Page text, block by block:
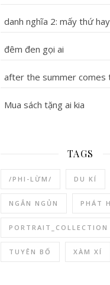
danh nghĩa 2: mấy thứ
đêm đen gọi ai
after the summer comes
Mua sách tặng ai kia
TAGS
/PHI-LỪM/ DU KÍ
NGẮN NGỦN PHÁT
PORTRAIT_COLLECTION
TUYÊN BỐ XÀM XÍ